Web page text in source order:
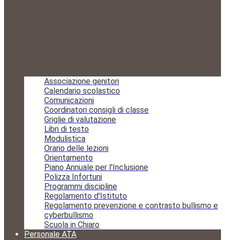
Associazione genitori
Calendario scolastico
Comunicazioni
Coordinatori consigli di classe
Griglie di valutazione
Libri di testo
Modulistica
Orario delle lezioni
Orientamento
Piano Annuale per l'Inclusione
Polizza Infortuni
Programmi discipline
Regolamento d'Istituto
Regolamento prevenzione e contrasto bullismo e
cyberbullismo
Scuola in Chiaro
Personale ATA